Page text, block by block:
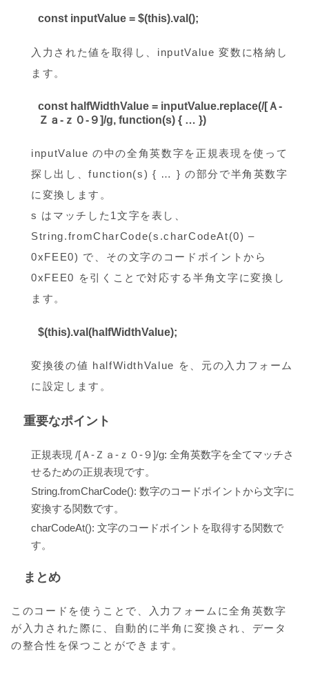
const inputValue = $(this).val();
入力された値を取得し、inputValue 変数に格納し
ます。
const halfWidthValue = inputValue.replace(/[Ａ-
Ｚａ-ｚ０-９]/g, function(s) { … })
inputValue の中の全角英数字を正規表現を使って
探し出し、function(s) { … } の部分で半角英数字
に変換します。
s はマッチした1文字を表し、
String.fromCharCode(s.charCodeAt(0) –
0xFEE0) で、その文字のコードポイントから
0xFEE0 を引くことで対応する半角文字に変換し
ます。
$(this).val(halfWidthValue);
変換後の値 halfWidthValue を、元の入力フォーム
に設定します。
重要なポイント
正規表現 /[Ａ-Ｚａ-ｚ０-９]/g: 全角英数字を全てマッチさ
せるための正規表現です。
String.fromCharCode(): 数字のコードポイントから文字に
変換する関数です。
charCodeAt(): 文字のコードポイントを取得する関数で
す。
まとめ
このコードを使うことで、入力フォームに全角英数字
が入力された際に、自動的に半角に変換され、データ
の整合性を保つことができます。